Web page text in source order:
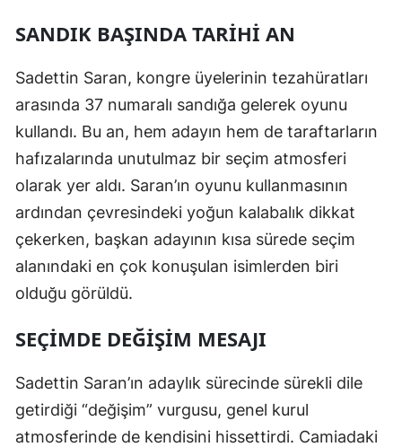
Samsun
Sinop
Sivas
Tekirdağ
Tokat
Trabzon
Yozgat
SANDIK BAŞINDA TARIHI AN
Sadettin Saran, kongre üyelerinin tezahüratları
arasında 37 numaralı sandığa gelerek oyunu
kullandı. Bu an, hem adayın hem de taraftarların
hafızalarında unutulmaz bir seçim atmosferi
olarak yer aldı. Saran’ın oyunu kullanmasının
ardından çevresindeki yoğun kalabalık dikkat
çekerken, başkan adayının kısa sürede seçim
alanındaki en çok konuşulan isimlerden biri
olduğu görüldü.
SEÇIMDE DEĞIŞIM MESAJI
Sadettin Saran’ın adaylık sürecinde sürekli dile
getirdiği “değişim” vurgusu, genel kurul
atmosferinde de kendisini hissettirdi. Camiadaki